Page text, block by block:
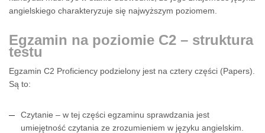
angielskiego charakteryzuje się najwyższym poziomem.
Egzamin na poziomie C2 – struktura
testu
Egzamin C2 Proficiency podzielony jest na cztery części (Papers).
Są to:
Czytanie – w tej części egzaminu sprawdzania jest
umiejętność czytania ze zrozumieniem w języku angielskim.